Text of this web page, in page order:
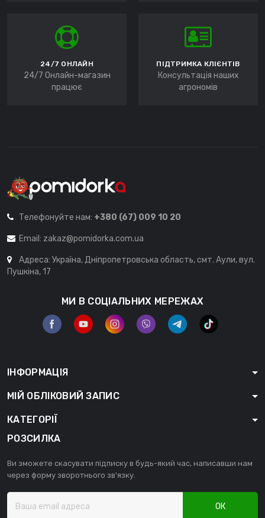
24/7 ОНЛАЙН
24/7 Онлайн-магазин
працює
ПІДТРИМКА КЛІЄНТІВ
Консультація наших
агрономів
Телефонуйте нам: +380 (67) 009 10 20
Email: zakaz@pomidorka.com.ua
Адреса: Україна, Дніпропетровська область, смт. Аули, вул.
Пушкіна, 17
МИ В СОЦІАЛЬНИХ МЕРЕЖАХ
ІНФОРМАЦІЯ
МІЙ ОБЛІКОВИЙ ЗАПИС
КАТЕГОРІЇ
РОЗСИЛКА
Ви зможете скасувати підписку в будь-який час, написавши нам
через форму зворотнього зв'язку.
ОК